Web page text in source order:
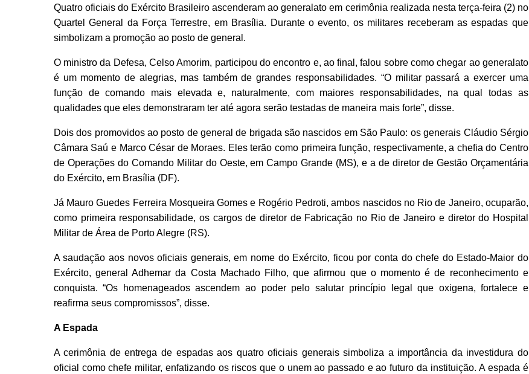
Quatro oficiais do Exército Brasileiro ascenderam ao generalato em cerimônia realizada nesta terça-feira (2) no
Quartel General da Força Terrestre, em Brasília. Durante o evento, os militares receberam as espadas que
simbolizam a promoção ao posto de general.
O ministro da Defesa, Celso Amorim, participou do encontro e, ao final, falou sobre como chegar ao generalato
é um momento de alegrias, mas também de grandes responsabilidades. “O militar passará a exercer uma
função de comando mais elevada e, naturalmente, com maiores responsabilidades, na qual todas as
qualidades que eles demonstraram ter até agora serão testadas de maneira mais forte”, disse.
Dois dos promovidos ao posto de general de brigada são nascidos em São Paulo: os generais Cláudio Sérgio
Câmara Saú e Marco César de Moraes. Eles terão como primeira função, respectivamente, a chefia do Centro
de Operações do Comando Militar do Oeste, em Campo Grande (MS), e a de diretor de Gestão Orçamentária
do Exército, em Brasília (DF).
Já Mauro Guedes Ferreira Mosqueira Gomes e Rogério Pedroti, ambos nascidos no Rio de Janeiro, ocuparão,
como primeira responsabilidade, os cargos de diretor de Fabricação no Rio de Janeiro e diretor do Hospital
Militar de Área de Porto Alegre (RS).
A saudação aos novos oficiais generais, em nome do Exército, ficou por conta do chefe do Estado-Maior do
Exército, general Adhemar da Costa Machado Filho, que afirmou que o momento é de reconhecimento e
conquista. “Os homenageados ascendem ao poder pelo salutar princípio legal que oxigena, fortalece e
reafirma seus compromissos”, disse.
A Espada
A cerimônia de entrega de espadas aos quatro oficiais generais simboliza a importância da investidura do
oficial como chefe militar, enfatizando os riscos que o unem ao passado e ao futuro da instituição. A espada é